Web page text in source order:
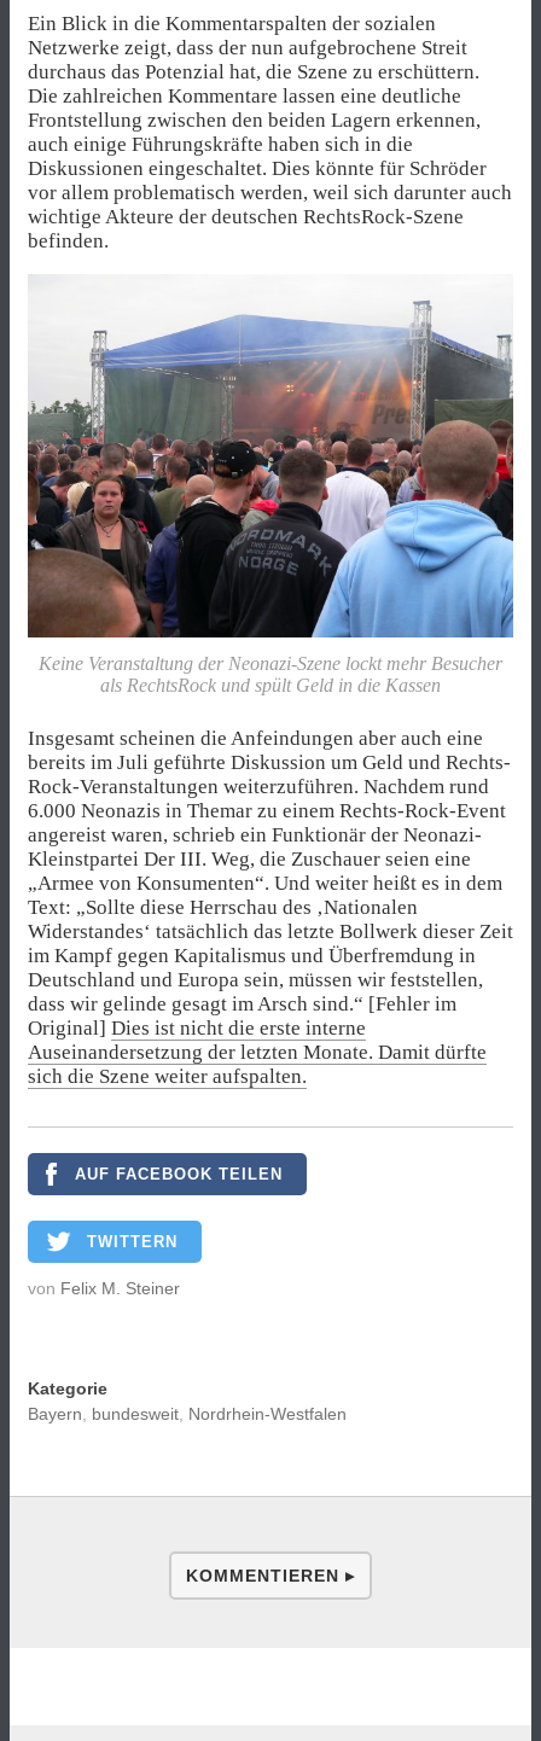
Ein Blick in die Kommentarspalten der sozialen
Netzwerke zeigt, dass der nun aufgebrochene Streit
durchaus das Potenzial hat, die Szene zu erschüttern.
Die zahlreichen Kommentare lassen eine deutliche
Frontstellung zwischen den beiden Lagern erkennen,
auch einige Führungskräfte haben sich in die
Diskussionen eingeschaltet. Dies könnte für Schröder
vor allem problematisch werden, weil sich darunter auch
wichtige Akteure der deutschen RechtsRock-Szene
befinden.
Keine Veranstaltung der Neonazi-Szene lockt mehr Besucher
als RechtsRock und spült Geld in die Kassen
Insgesamt scheinen die Anfeindungen aber auch eine
bereits im Juli geführte Diskussion um Geld und Rechts-
Rock-Veranstaltungen weiterzuführen. Nachdem rund
6.000 Neonazis in Themar zu einem Rechts-Rock-Event
angereist waren, schrieb ein Funktionär der Neonazi-
Kleinstpartei Der III. Weg, die Zuschauer seien eine
„Armee von Konsumenten“. Und weiter heißt es in dem
Text: „Sollte diese Herrschau des ‚Nationalen
Widerstandes‘ tatsächlich das letzte Bollwerk dieser Zeit
im Kampf gegen Kapitalismus und Überfremdung in
Deutschland und Europa sein, müssen wir feststellen,
dass wir gelinde gesagt im Arsch sind.“ [Fehler im
Original] Dies ist nicht die erste interne
Auseinandersetzung der letzten Monate. Damit dürfte
sich die Szene weiter aufspalten.
AUF FACEBOOK TEILEN
TWITTERN
von Felix M. Steiner
Kategorie
Bayern
bundesweit Nordrhein-Westfalen
KOMMENTIEREN ▸